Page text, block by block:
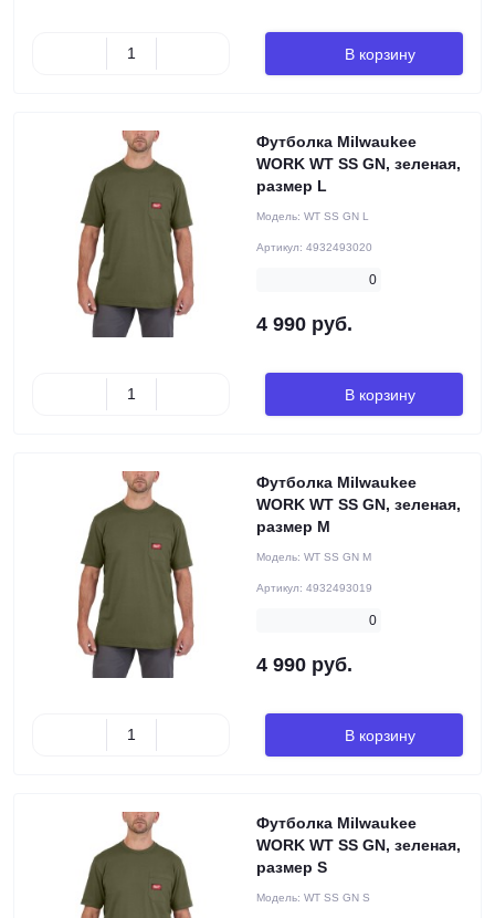
В корзину
Футболка Milwaukee
WORK WT SS GN, зеленая,
размер L
Модель: WT SS GN L
Артикул: 4932493020
0
4 990 руб.
В корзину
Футболка Milwaukee
WORK WT SS GN, зеленая,
размер M
Модель: WT SS GN M
Артикул: 4932493019
0
4 990 руб.
В корзину
Футболка Milwaukee
WORK WT SS GN, зеленая,
размер S
Модель: WT SS GN S